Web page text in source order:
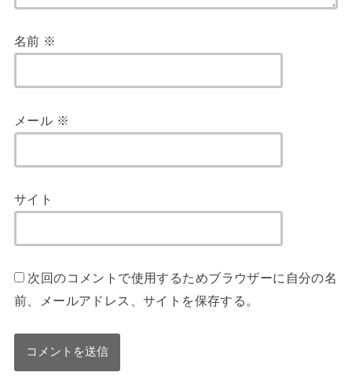
名前 ※
メール ※
サイト
次回のコメントで使用するためブラウザーに自分の名
前、メールアドレス、サイトを保存する。